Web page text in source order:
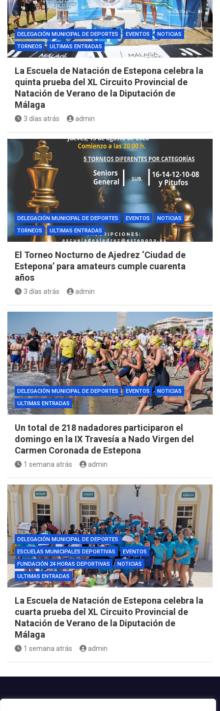
DELEGACIÓN MUNICIPAL DE DEPORTES EVENTOS
NOTICIAS
TORNEOS
ULTIMAS ENTRADAS
La Escuela de Natación de Estepona celebra la
quinta prueba del XL Circuito Provincial de
Natación de Verano de la Diputación de
Málaga
3 días atrás admin
DELEGACIÓN MUNICIPAL DE DEPORTES EVENTOS
NOTICIAS
TORNEOS
ULTIMAS ENTRADAS
El Torneo Nocturno de Ajedrez ‘Ciudad de
Estepona’ para amateurs cumple cuarenta
años
3 días atrás admin
DELEGACIÓN MUNICIPAL DE DEPORTES EVENTOS
NOTICIAS
ULTIMAS ENTRADAS
Un total de 218 nadadores participaron el
domingo en la IX Travesía a Nado Virgen del
Carmen Coronada de Estepona
1 semana atrás admin
DELEGACIÓN MUNICIPAL DE DEPORTES
ESCUELAS MUNICIPALES DEPORTIVAS
EVENTOS
FUNDACIÓN 24 HORAS DEPORTIVAS
NOTICIAS
ULTIMAS ENTRADAS
La Escuela de Natación de Estepona celebra la
cuarta prueba del XL Circuito Provincial de
Natación de Verano de la Diputación de
Málaga
1 semana atrás admin